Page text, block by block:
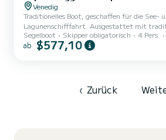
Venedig
Traditionelles Boot, geschaffen für die See-
Lagunenschifffahrt. Ausgestattet mit
Segel.
Segelboot Skipper obligatorisch 4 Pers.
ab $577,10
‹ Zurück